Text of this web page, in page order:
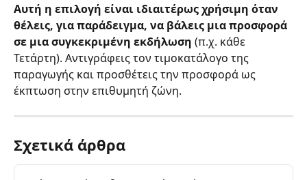
Αυτή η επιλογή είναι ιδιαιτέρως χρήσιμη όταν
θέλεις, για παράδειγμα, να βάλεις μια προσφορά
σε μια συγκεκριμένη εκδήλωση (π.χ. κάθε
Τετάρτη). Αντιγράφεις τον τιμοκατάλογο της
παραγωγής και προσθέτεις την προσφορά ως
έκπτωση στην επιθυμητή ζώνη.
Σχετικά άρθρα